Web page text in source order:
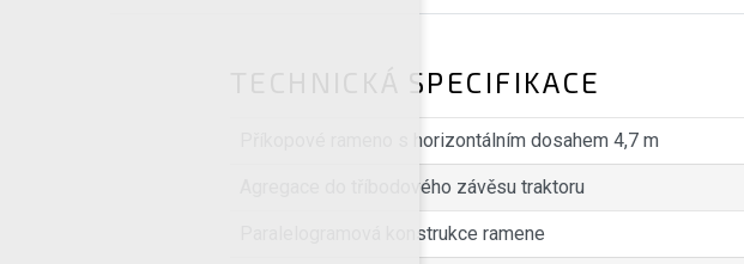
TECHNICKÁ SPECIFIKACE
Příkopové rameno s horizontálním dosahem 4,7 m
Agregace do tříbodového závěsu traktoru
Paralelogramová konstrukce ramene